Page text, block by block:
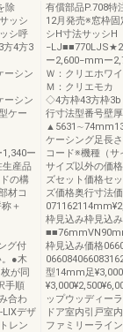
除
ッシ
シ呼
4方3
シン
シン
ケー
ー
生産品
の構
材コ
＋
グ付
。●木
が同
手順
合わ
デザ
レン
有償部品P.708特
12月発売※窓枠
シH寸法サッシH
ー2,600−mmー
Ｗ：クリエホワ
Ｍ：クリエモ
◇4方枠43方枠
行寸法型番号壁
ケーシング足長
コード※機種（サ
サイズ以外の価
ズセット価格セ
ズ価格奥行寸法
枠見込み枠見込み
枠見込み価格
型14mm足
ップウッディー
ドア室内引戸室
ファミリーライ